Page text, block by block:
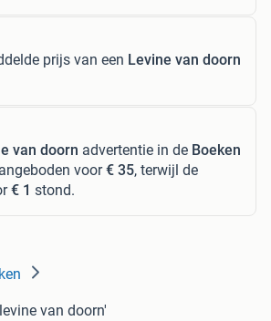
prijs van een Levine van doorn
van doorn advertentie in de Boeken
voor€ 35, terwijl de
€ 1 stond.
van doorn'